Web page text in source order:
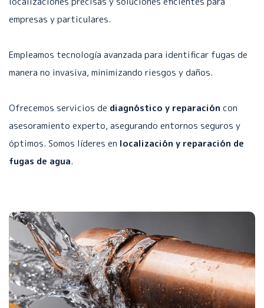
empresas y particulares.
Empleamos tecnología avanzada para identificar fugas de
manera no invasiva, minimizando riesgos y daños.
Ofrecemos servicios de diagnóstico y reparación con
asesoramiento experto, asegurando entornos seguros y
óptimos. Somos líderes en localización y reparación de
fugas de agua.